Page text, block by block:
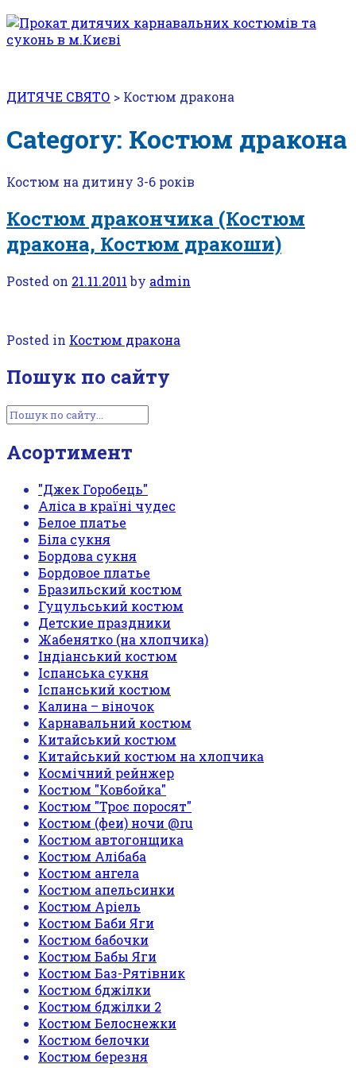
ДИТЯЧЕ СВЯТО > Костюм дракона
Category: Костюм дракона
Костюм на дитину 3-6 років
Костюм дракончика (Костюм
дракона, Костюм дракоши)
Posted on 21.11.2011 by admin
Posted in Костюм дракона
Пошук по сайту
Асортимент
"Джек Горобець"
Аліса в країні чудес
Белое платье
Біла сукня
Бордова сукня
Бордовое платье
Бразильский костюм
Гуцульський костюм
Детские праздники
Жабенятко (на хлопчика)
Індіанський костюм
Іспанська сукня
Іспанський костюм
Калина – віночок
Карнавальний костюм
Китайський костюм
Китайський костюм на хлопчика
Космічний рейнжер
Костюм "Ковбойка"
Костюм "Троє поросят"
Костюм (феи) ночи @ru
Костюм автогонщика
Костюм Алібаба
Костюм ангела
Костюм апельсинки
Костюм Аріель
Костюм Баби Яги
Костюм бабочки
Костюм Бабы Яги
Костюм Баз-Рятівник
Костюм бджілки
Костюм бджілки 2
Костюм Белоснежки
Костюм белочки
Костюм березня